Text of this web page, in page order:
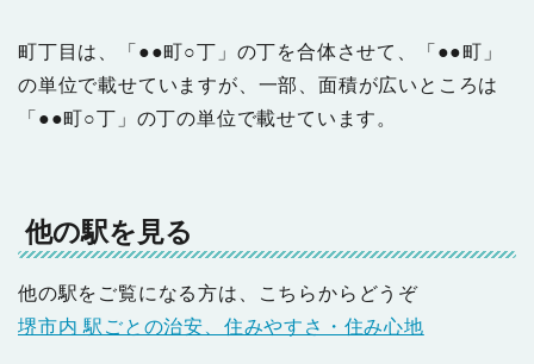
町丁目は、「●●町○丁」の丁を合体させて、「●●町」
の単位で載せていますが、一部、面積が広いところは
「●●町○丁」の丁の単位で載せています。
他の駅を見る
他の駅をご覧になる方は、こちらからどうぞ
堺市内 駅ごとの治安、住みやすさ・住み心地